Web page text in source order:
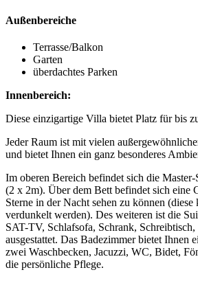
Außenbereiche
Terrasse/Balkon
Garten
überdachtes Parken
Innenbereich:
Diese einzigartige Villa bietet Platz für bis
Jeder Raum ist mit vielen
und bietet Ihnen ein ganz besonderes
Im oberen Bereich befindet sich die
(2 x 2m). Über dem Bett befindet sich eine
Sterne in der Nacht sehen zu können (diese
verdunkelt werden). Des weiteren ist die
SAT-TV, Schlafsofa, Schrank,
ausgestattet. Das Badezimmer bietet Ihnen
zwei Waschbecken, Jacuzzi, WC, Bidet,
die persönliche Pflege.